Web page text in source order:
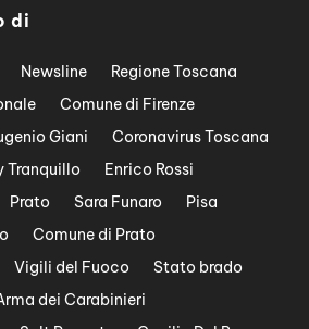
di
Newsline
Regione Toscana
Comune di Firenze
Giani
Coronavirus Toscana
Tranquillo
Enrico Rossi
Prato Sara Funaro
Pisa
Comune di Prato
Vigili del Fuoco
Stato brado
dei Carabinieri